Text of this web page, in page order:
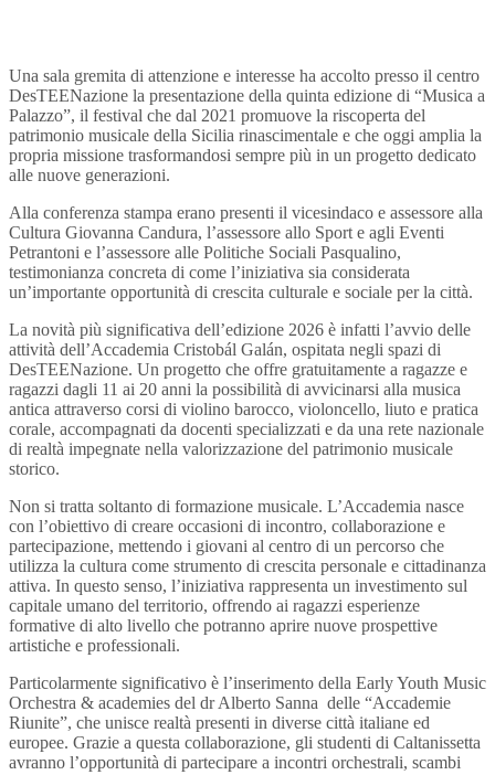
Una sala gremita di attenzione e interesse ha accolto presso il centro
DesTEENazione la presentazione della quinta edizione di “Musica a
Palazzo”, il festival che dal 2021 promuove la riscoperta del
patrimonio musicale della Sicilia rinascimentale e che oggi amplia la
propria missione trasformandosi sempre più in un progetto dedicato
alle nuove generazioni.
Alla conferenza stampa erano presenti il vicesindaco e assessore alla
Cultura Giovanna Candura, l’assessore allo Sport e agli Eventi
Petrantoni e l’assessore alle Politiche Sociali Pasqualino,
testimonianza concreta di come l’iniziativa sia considerata
un’importante opportunità di crescita culturale e sociale per la città.
La novità più significativa dell’edizione 2026 è infatti l’avvio delle
attività dell’Accademia Cristobál Galán, ospitata negli spazi di
DesTEENazione. Un progetto che offre gratuitamente a ragazze e
ragazzi dagli 11 ai 20 anni la possibilità di avvicinarsi alla musica
antica attraverso corsi di violino barocco, violoncello, liuto e pratica
corale, accompagnati da docenti specializzati e da una rete nazionale
di realtà impegnate nella valorizzazione del patrimonio musicale
storico.
Non si tratta soltanto di formazione musicale. L’Accademia nasce
con l’obiettivo di creare occasioni di incontro, collaborazione e
partecipazione, mettendo i giovani al centro di un percorso che
utilizza la cultura come strumento di crescita personale e cittadinanza
attiva. In questo senso, l’iniziativa rappresenta un investimento sul
capitale umano del territorio, offrendo ai ragazzi esperienze
formative di alto livello che potranno aprire nuove prospettive
artistiche e professionali.
Particolarmente significativo è l’inserimento della Early Youth Music
Orchestra & academies del dr Alberto Sanna delle “Accademie
Riunite”, che unisce realtà presenti in diverse città italiane ed
europee. Grazie a questa collaborazione, gli studenti di Caltanissetta
avranno l’opportunità di partecipare a incontri orchestrali, scambi